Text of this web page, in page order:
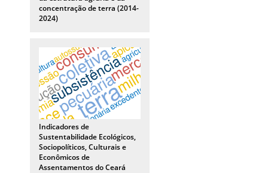
concentração de terra (2014-
2024)
Indicadores de
Sustentabilidade Ecológicos,
Sociopolíticos, Culturais e
Econômicos de
Assentamentos do Ceará